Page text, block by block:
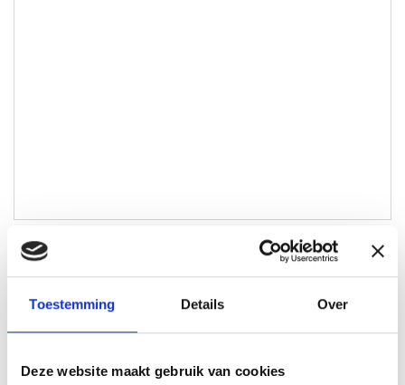
Toestemming Details Over
Deze website maakt gebruik van cookies
Maikel Aarts
Lokale Partner Helmond en Deurne
0642721788